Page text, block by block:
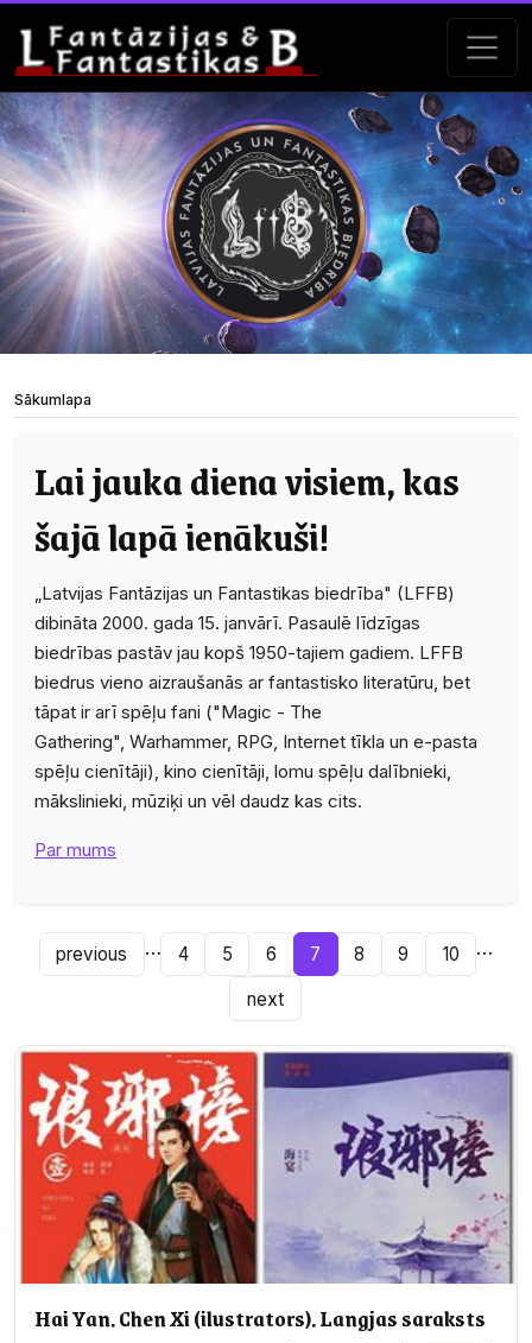
Sākumlapa
Lai jauka diena visiem, kas
šajā lapā ienākuši!
„Latvijas Fantāzijas un Fantastikas biedrība" (LFFB)
dibināta 2000. gada 15. janvārī. Pasaulē līdzīgas
biedrības pastāv jau kopš 1950-tajiem gadiem. LFFB
biedrus vieno aizraušanās ar fantastisko literatūru, bet
tāpat ir arī spēļu fani ("Magic - The
Gathering", Warhammer, RPG, Internet tīkla un e-pasta
spēļu cienītāji), kino cienītāji, lomu spēļu dalībnieki,
mākslinieki, mūziķi un vēl daudz kas cits.
Par mums
previous … 4 5 6 7 8 9 10 …
next
Hai Yan. Chen Xi (ilustrators). Langjas saraksts